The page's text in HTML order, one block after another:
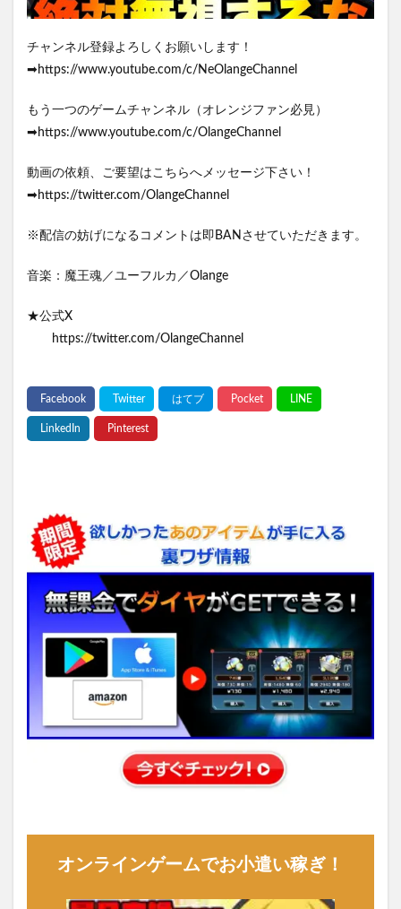
チャンネル登録よろしくお願いします！
➡https://www.youtube.com/c/NeOlangeChannel
もう一つのゲームチャンネル（オレンジファン必見）
➡https://www.youtube.com/c/OlangeChannel
動画の依頼、ご要望はこちらへメッセージ下さい！
➡https://twitter.com/OlangeChannel
※配信の妨げになるコメントは即BANさせていただきます。
音楽：魔王魂／ユーフルカ／Olange
★公式X
https://twitter.com/OlangeChannel
オンラインゲームでお小遣い稼ぎ！